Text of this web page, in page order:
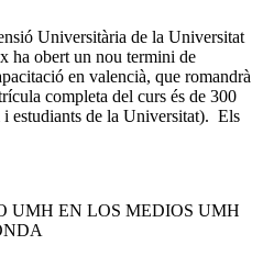
Universitària de la Universitat
ha obert un nou termini de
en valencià, que romandrà
completa del curs és de 300
i estudiants de la Universitat). Els
UMH EN LOS MEDIOS UMH